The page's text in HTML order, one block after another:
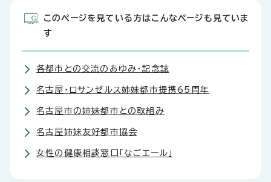
このページを見ている方はこんなページも見ていま
す
各都市との交流のあゆみ・記念誌
名古屋・ロサンゼルス姉妹都市提携65周年
名古屋市の姉妹都市との取組み
名古屋姉妹友好都市協会
女性の健康相談窓口「なごエール」